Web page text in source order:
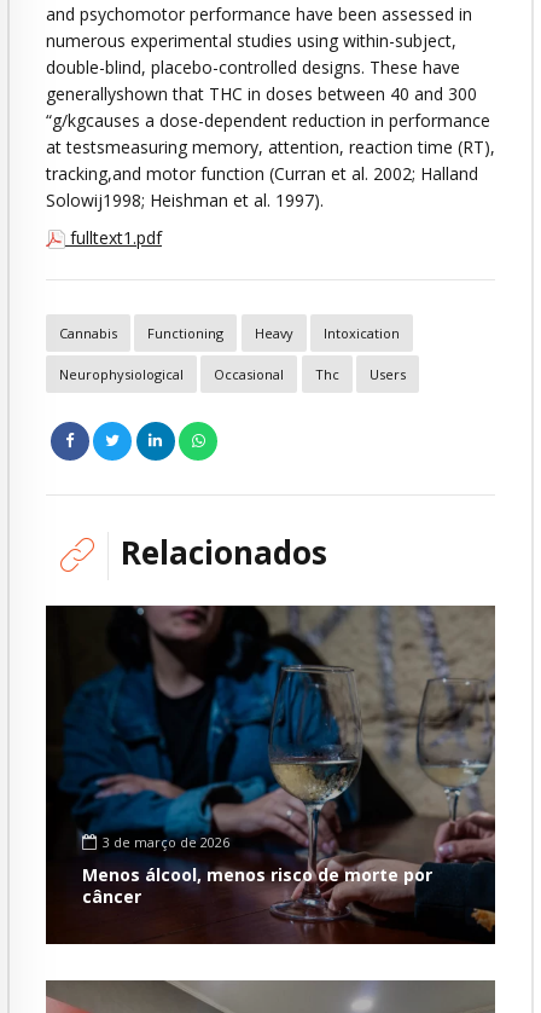
and psychomotor performance have been assessed in
numerous experimental studies using within-subject,
double-blind, placebo-controlled designs. These have
generallyshown that THC in doses between 40 and 300
“g/kgcauses a dose-dependent reduction in performance
at testsmeasuring memory, attention, reaction time (RT),
tracking,and motor function (Curran et al. 2002; Halland
Solowij1998; Heishman et al. 1997).
fulltext1.pdf
Cannabis Functioning Heavy Intoxication
Neurophysiological Occasional Thc Users
Relacionados
3 de março de 2026
Menos álcool, menos risco de morte por
câncer